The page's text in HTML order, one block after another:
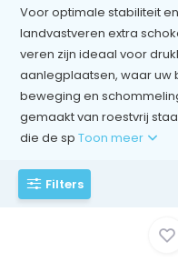
Voor optimale stabiliteit
landvastveren extra
veren zijn ideaal voor
aanlegplaatsen, waar uw
beweging en
gemaakt van roestvrij
die de spToon meer
Filters